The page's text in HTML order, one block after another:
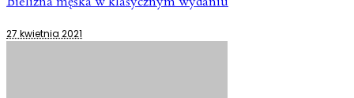
27 kwietnia 2021